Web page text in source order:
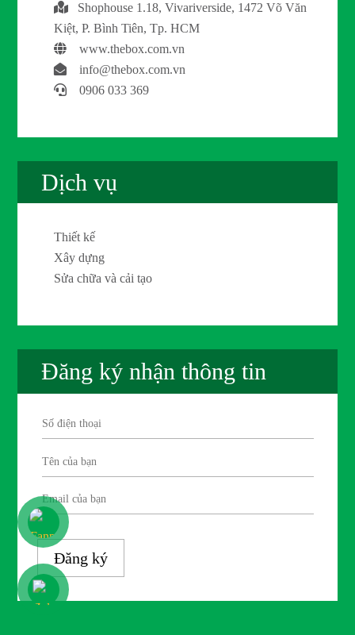
Shophouse 1.18, Vivariverside, 1472 Võ Văn
Kiệt, P. Bình Tiên, Tp. HCM
www.thebox.com.vn
info@thebox.com.vn
0906 033 369
Dịch vụ
Thiết kế
Xây dựng
Sửa chữa và cải tạo
Đăng ký nhận thông tin
Đăng ký